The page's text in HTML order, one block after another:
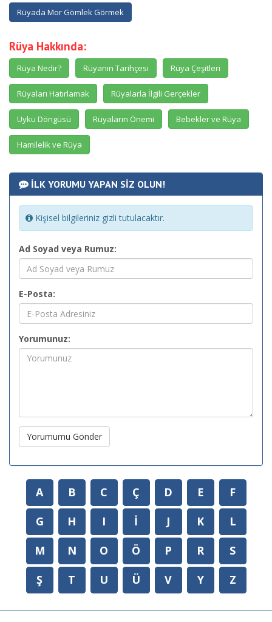
Rüyada Mor Gömlek Görmek
Rüya Hakkında:
Rüya Nedir? Rüyanın Tarihçesi Rüya Çeşitleri
Rüyaları Hatırlamak Rüyalarla İlgili Gerçekler
Uyku Döngüsü Rüyaların Önemi Bebekler ve Rüya
Hamilelik ve Rüya
İLK YORUMU YAPAN SİZ OLUN!
Kişisel bilgileriniz gizli tutulacaktır.
Ad Soyad veya Rumuz:
E-Posta:
Yorumunuz:
Yorumumu Gönder
A B C Ç D E
F
G
H I İ J K
L
M
N O Ö P R
S
Ş
T U Ü V Y Z